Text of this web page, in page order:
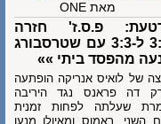
מאת ONE
פ.ס.ז' חזרה
מ-3:1 ל-3:3 עם שטרסבורג
מהפסד ביתי »»
של לואיס אנריקה הופתעה
דה פראנס נגד היריבה
שעלתה לפחות זמנית
ראמוס ומאיולו מנעו